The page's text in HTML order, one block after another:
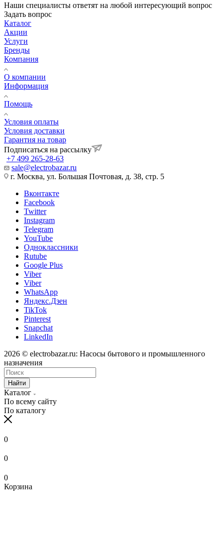
Наши специалисты ответят на любой интересующий вопрос
Задать вопрос
Каталог
Акции
Услуги
Бренды
Компания
О компании
Информация
Помощь
Условия оплаты
Условия доставки
Гарантия на товар
Подписаться на рассылку
+7 499 265-28-63
sale@electrobazar.ru
г. Москва, ул. Большая Почтовая, д. 38, стр. 5
Вконтакте
Facebook
Twitter
Instagram
Telegram
YouTube
Одноклассники
Rutube
Google Plus
Viber
Viber
WhatsApp
Яндекс.Дзен
TikTok
Pinterest
Snapchat
LinkedIn
2026 © electrobazar.ru: Насосы бытового и промышленного
назначения
Найти
Каталог
По всему сайту
По каталогу
0
0
0
Корзина